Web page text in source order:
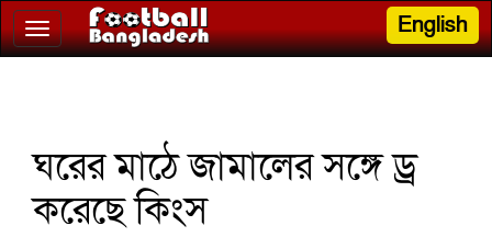
Toggle
navigation
English
ঘরের মাঠে জামালের সঙ্গে ড্র
করেছে কিংস